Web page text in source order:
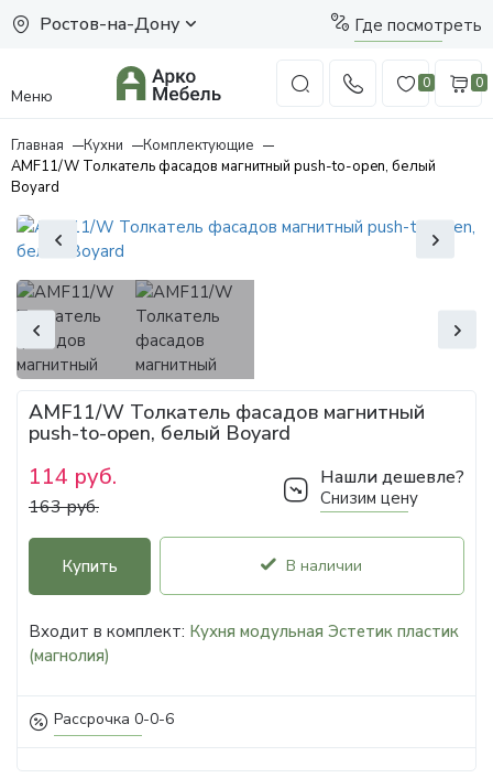
Ростов-на-Дону Где посмотреть
Меню
0 0
Главная Кухни
Комплектующие
AMF11/W Толкатель фасадов магнитный push-to-open, белый
Boyard
Рассрочка 0-0-6
AMF11/W Толкатель фасадов магнитный
push-to-open, белый Boyard
114 руб.
163 руб.
Нашли дешевле?
Снизим цену
Купить В наличии
Входит в комплект: Кухня модульная Эстетик пластик
(магнолия)